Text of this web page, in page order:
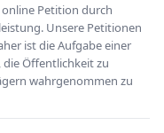
online Petition durch
Unsere Petitionen
ist die Aufgabe einer
Öffentlichkeit zu
wahrgenommen zu